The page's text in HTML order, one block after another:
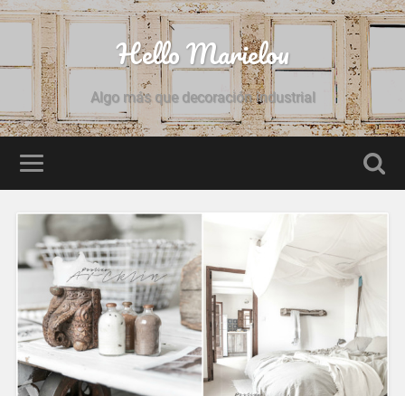
Hello Marielou
Algo más que decoración industrial